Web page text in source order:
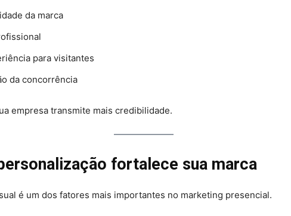
da marca
para visitantes
da concorrência
empresa transmite mais credibilidade.
fortalece sua marca
é um dos fatores mais importantes no marketing presencial.